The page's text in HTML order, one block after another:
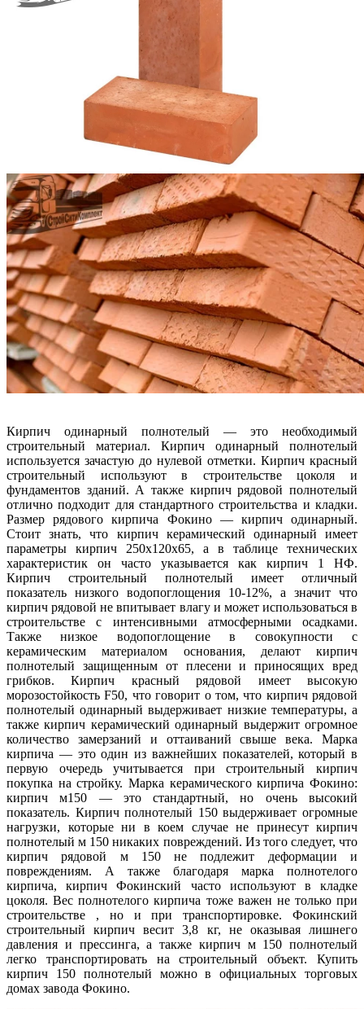
Кирпич одинарный полнотелый — это необходимый
строительный материал. Кирпич одинарный полнотелый
используется зачастую до нулевой отметки. Кирпич красный
строительный используют в строительстве цоколя и
фундаментов зданий. А также кирпич рядовой полнотелый
отлично подходит для стандартного строительства и кладки.
Размер рядового кирпича Фокино — кирпич одинарный.
Стоит знать, что кирпич керамический одинарный имеет
параметры кирпич 250х120х65, а в таблице технических
характеристик он часто указывается как кирпич 1 НФ.
Кирпич строительный полнотелый имеет отличный
показатель низкого водопоглощения 10-12%, а значит что
кирпич рядовой не впитывает влагу и может использоваться в
строительстве с интенсивными атмосферными осадками.
Также низкое водопоглощение в совокупности с
керамическим материалом основания, делают кирпич
полнотелый защищенным от плесени и приносящих вред
грибков. Кирпич красный рядовой имеет высокую
морозостойкость F50, что говорит о том, что кирпич рядовой
полнотелый одинарный выдерживает низкие температуры, а
также кирпич керамический одинарный выдержит огромное
количество замерзаний и оттаиваний свыше века. Марка
кирпича — это один из важнейших показателей, который в
первую очередь учитывается при строительный кирпич
покупка на стройку. Марка керамического кирпича Фокино:
кирпич м150 — это стандартный, но очень высокий
показатель. Кирпич полнотелый 150 выдерживает огромные
нагрузки, которые ни в коем случае не принесут кирпич
полнотелый м 150 никаких повреждений. Из того следует, что
кирпич рядовой м 150 не подлежит деформации и
повреждениям. А также благодаря марка полнотелого
кирпича, кирпич Фокинский часто используют в кладке
цоколя. Вес полнотелого кирпича тоже важен не только при
строительстве , но и при транспортировке. Фокинский
строительный кирпич весит 3,8 кг, не оказывая лишнего
давления и прессинга, а также кирпич м 150 полнотелый
легко транспортировать на строительный объект. Купить
кирпич 150 полнотелый можно в официальных торговых
домах завода Фокино.